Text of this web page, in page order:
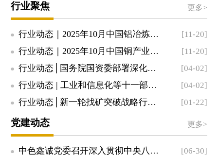
行业聚焦 更多>
行业动态｜2025年10月中国铝冶炼产业运行态势分析 [11-20]
行业动态｜2025年10月中国铜产业运行态势分析 [11-20]
行业动态│国务院国资委部署深化中央企业“AI+”专项行动 [04-02]
行业动态 | 工业和信息化等十一部门联合印发《铜产业高质量发展实施方案（2... [04-02]
行业动态│新一轮找矿突破战略行动重要成果发布 锂、锆铪、稀土等战略性新兴... [01-22]
党建动态 更多>
中色鑫诚党委召开深入贯彻中央八项规定精神学习教育专题党课 [06-30]